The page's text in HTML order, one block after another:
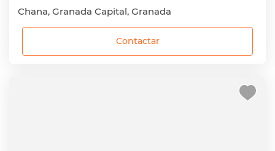
Chana, Granada Capital, Granada
Contactar